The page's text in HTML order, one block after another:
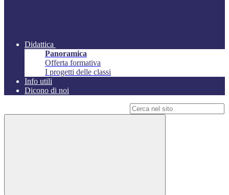
Didattica
Panoramica
Offerta formativa
I progetti delle classi
Info utili
Dicono di noi